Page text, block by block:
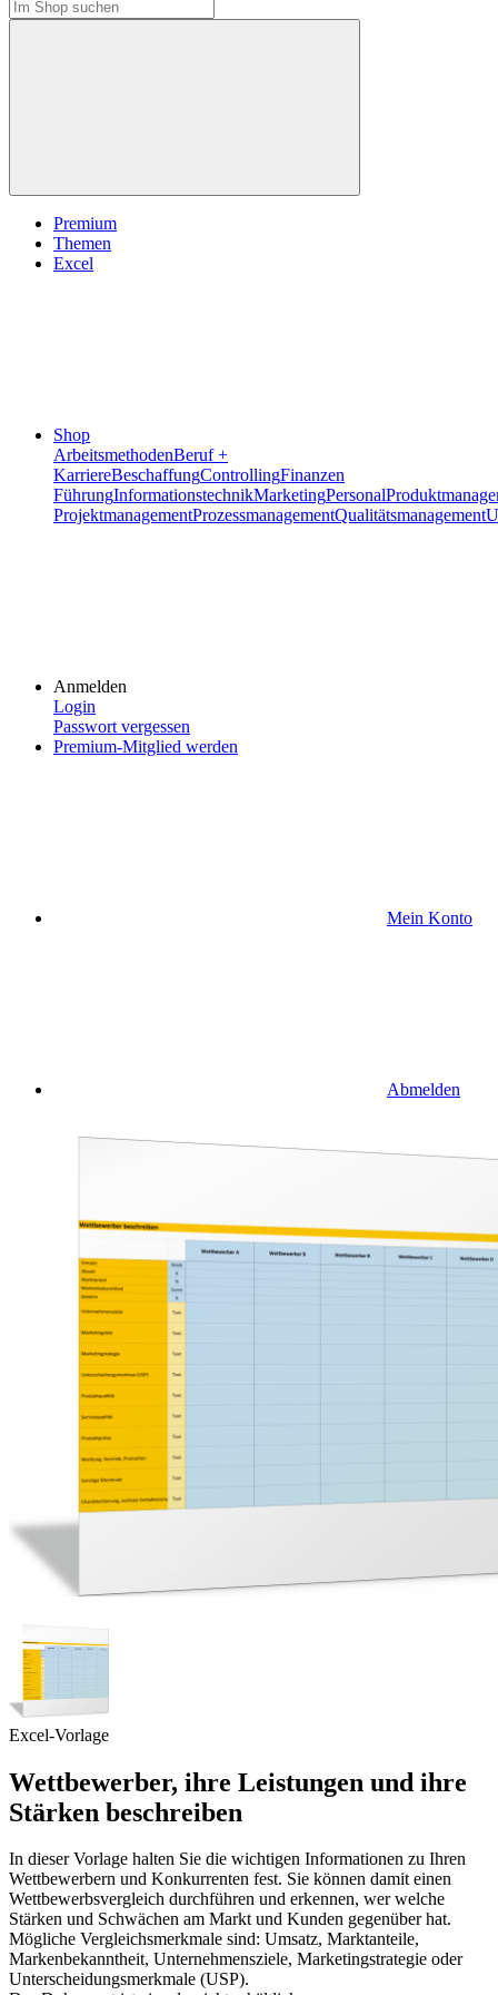
Premium
Themen
Excel
Shop
ArbeitsmethodenBeruf +
KarriereBeschaffungControllingFinanzen
FührungInformationstechnikMarketingPersonal
ProjektmanagementProzessmanagementQualitätsmanagement
Anmelden
Login
Passwort vergessen
Premium-Mitglied werden
Mein Konto
Abmelden
Excel-Vorlage
Wettbewerber, ihre Leistungen und ihre
Stärken beschreiben
In dieser Vorlage halten Sie die wichtigen Informationen zu Ihren
Wettbewerbern und Konkurrenten fest. Sie können damit einen
Wettbewerbsvergleich durchführen und erkennen, wer welche
Stärken und Schwächen am Markt und Kunden gegenüber hat.
Mögliche Vergleichsmerkmale sind: Umsatz, Marktanteile,
Markenbekanntheit, Unternehmensziele, Marketingstrategie oder
Unterscheidungsmerkmale (USP).